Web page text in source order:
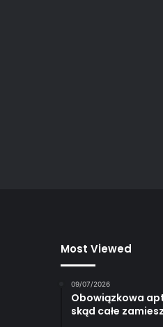
Most Viewed
09/07/2026
Obowiązkowa
skąd całe